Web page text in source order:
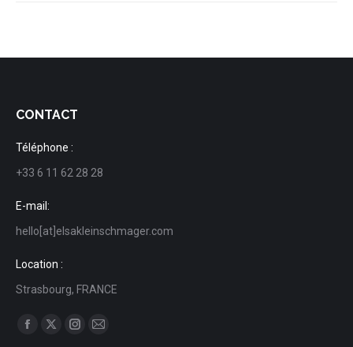
CONTACT
Téléphone :
+33 6 11 62 28 28
E-mail:
hello[at]elsakleinschmager.com
Location :
Strasbourg, FRANCE
Trouvez nous sur :
Facebook
X
Instagram
Mail